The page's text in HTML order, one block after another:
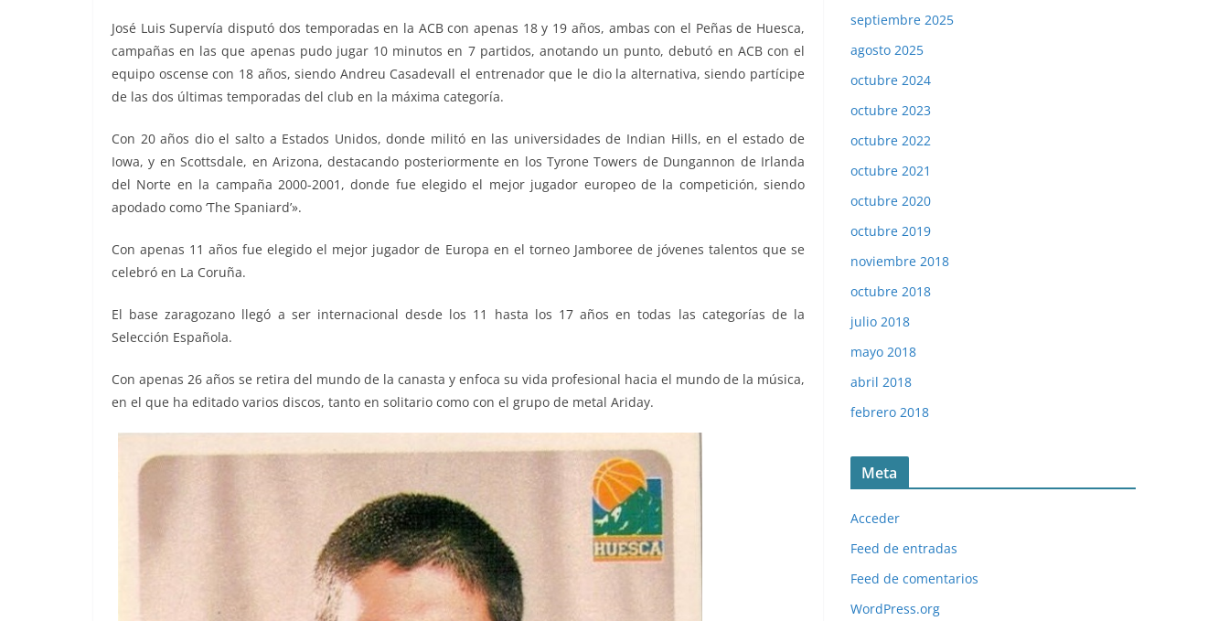
José Luis Supervía disputó dos temporadas en la ACB con apenas 18 y 19 años, ambas con el Peñas de Huesca,
campañas en las que apenas pudo jugar 10 minutos en 7 partidos, anotando un punto, debutó en ACB con el
equipo oscense con 18 años, siendo Andreu Casadevall el entrenador que le dio la alternativa, siendo partícipe
de las dos últimas temporadas del club en la máxima categoría.
Con 20 años dio el salto a Estados Unidos, donde militó en las universidades de Indian Hills, en el estado de
Iowa, y en Scottsdale, en Arizona, destacando posteriormente en los Tyrone Towers de Dungannon de Irlanda
del Norte en la campaña 2000-2001, donde fue elegido el mejor jugador europeo de la competición, siendo
apodado como ‘The Spaniard’».
Con apenas 11 años fue elegido el mejor jugador de Europa en el torneo Jamboree de jóvenes talentos que se
celebró en La Coruña.
El base zaragozano llegó a ser internacional desde los 11 hasta los 17 años en todas las categorías de la
Selección Española.
Con apenas 26 años se retira del mundo de la canasta y enfoca su vida profesional hacia el mundo de la música,
en el que ha editado varios discos, tanto en solitario como con el grupo de metal Ariday.
septiembre 2025
agosto 2025
octubre 2024
octubre 2023
octubre 2022
octubre 2021
octubre 2020
octubre 2019
noviembre 2018
octubre 2018
julio 2018
mayo 2018
abril 2018
febrero 2018
Meta
Acceder
Feed de entradas
Feed de comentarios
WordPress.org